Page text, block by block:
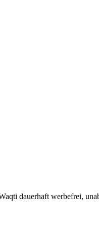
dauerhaft werbefrei,